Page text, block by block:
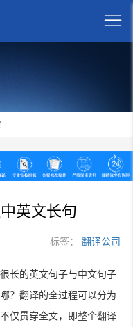

英文长句
标签： 翻译公司
长的英文句子与中文句子
？翻译的全过程可以分为
仅贯穿全文，即整个翻译